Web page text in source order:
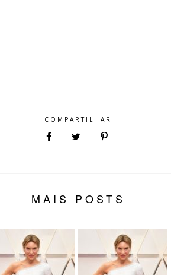
COMPARTILHAR
MAIS POSTS